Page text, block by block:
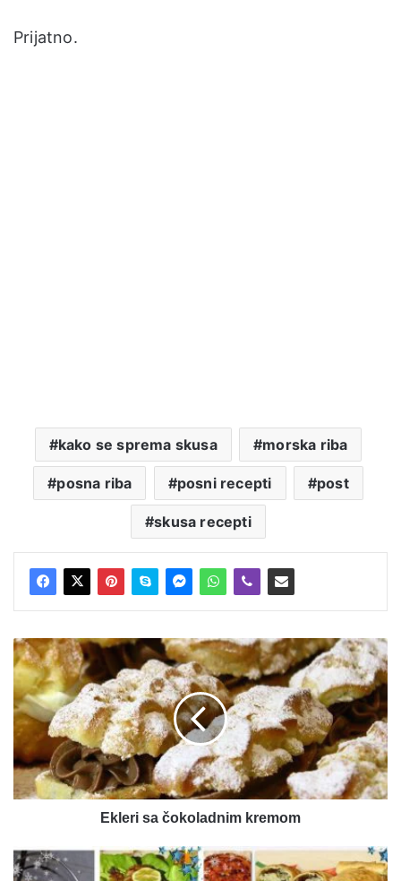
Prijatno.
kako se sprema skusa morska riba
posna riba posni recepti post
skusa recepti
Ekleri
sa
čokoladnim
kremom
Ekleri sa čokoladnim kremom
Trpeza
za